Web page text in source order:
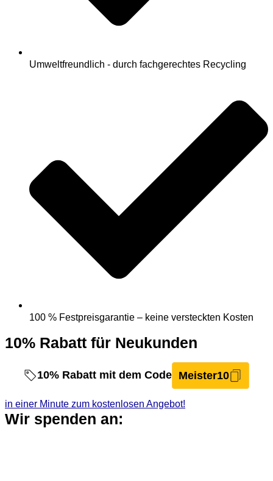
Umweltfreundlich - durch fachgerechtes Recycling
100 % Festpreisgarantie – keine versteckten Kosten
10% Rabatt für Neukunden
10% Rabatt mit dem Code Meister10
in einer Minute zum kostenlosen Angebot!
Wir spenden an: